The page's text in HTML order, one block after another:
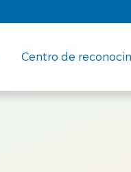
Centro de